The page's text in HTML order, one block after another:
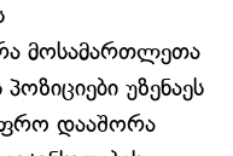
მოსამართლეთა
უზენაეს
დააშორა